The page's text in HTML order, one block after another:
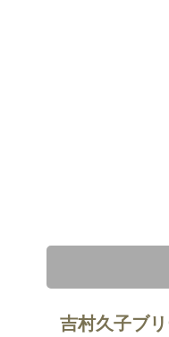
吉村久子ブ